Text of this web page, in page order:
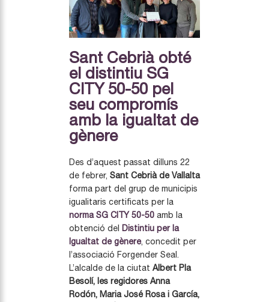
Sant Cebrià obté
el distintiu SG
CITY 50-50 pel
seu compromís
amb la igualtat de
gènere
Des d’aquest passat dilluns 22
de febrer, Sant Cebrià de Vallalta
forma part del grup de municipis
igualitaris certificats per la
norma SG CITY 50-50 amb la
obtenció del Distintiu per la
Igualtat de gènere, concedit per
l’associació Forgender Seal.
L’alcalde de la ciutat Albert Pla
Besolí, les regidores Anna
Rodón, Maria José Rosa i García,